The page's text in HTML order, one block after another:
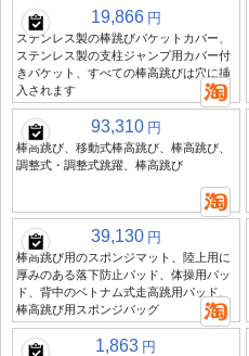
19,866 円
ステンレス製の棒跳びバケットカバー、
ステンレス製の支柱ジャンプ用カバー付
きバケット、すべての棒高跳びは穴に挿
入されます
93,310 円
棒高跳び、移動式棒高跳び、棒高跳び、
調整式・調整式跳躍、棒高跳び
39,130 円
棒高跳び用のスポンジマット、陸上用に
厚みのある落下防止パッド、体操用パッ
ド、背中のベトナム式走高跳用パッド、
棒高跳び用スポンジバッグ
1,863 円